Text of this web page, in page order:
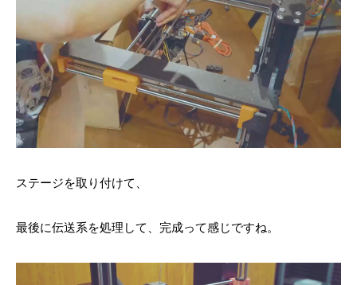
ステージを取り付けて、
最後に伝送系を処理して、完成って感じですね。